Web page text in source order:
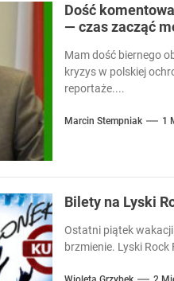
Dość
— czas zacząć
Mam dość biernego
kryzys w polskiej
reportaże....
Marcin Stempniak 1
Bilety na Lyski
Ostatni piątek
brzmienie. Lyski Rock